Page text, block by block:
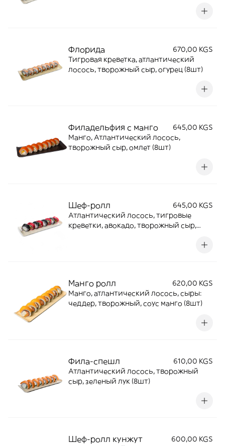
Флорида
670,00 KGS
Тигровая креветка, атлантический
лосось, творожный сыр, огурец (8шт)
Филадельфия с манго
645,00 KGS
Манго, Атлантический лосось,
творожный сыр, омлет (8шт)
Шеф-ролл
645,00 KGS
Атлантический лосось, тигровые
креветки, авокадо, творожный сыр,
Манго ролл
620,00 KGS
Манго, атлантический лосось, сыры:
чеддер, творожный, соус манго (8шт)
Фила-спешл
610,00 KGS
Атлантический лосось, творожный
сыр, зеленый лук (8шт)
Шеф-ролл кунжут
600,00 KGS